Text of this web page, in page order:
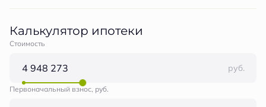
Калькулятор ипотеки
Стоимость
руб.
Первоначальный взнос, руб.